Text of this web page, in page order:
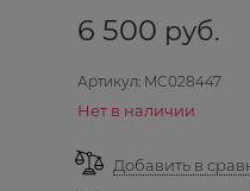
6 500 руб.
Артикул: MC028447
Нет в наличии
Добавить в